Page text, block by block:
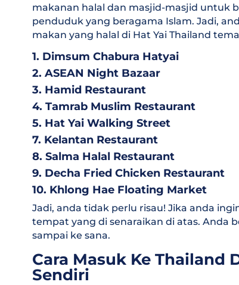
makanan halal dan masjid-masjid untuk
penduduk yang beragama Islam. Jadi,
makan yang halal di Hat Yai Thailand
1. Dimsum Chabura Hatyai
2. ASEAN Night Bazaar
3. Hamid Restaurant
4. Tamrab Muslim Restaurant
5. Hat Yai Walking Street
7. Kelantan Restaurant
8. Salma Halal Restaurant
9. Decha Fried Chicken Restaurant
10. Khlong Hae Floating Market
Jadi, anda tidak perlu risau! Jika anda
tempat yang di senaraikan di atas. Anda
sampai ke sana.
Cara Masuk Ke Thailand
Sendiri